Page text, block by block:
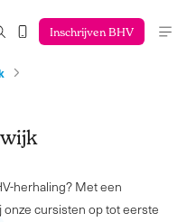
Inschrijven BHV
herhaling? Met een
cursisten op tot eerste